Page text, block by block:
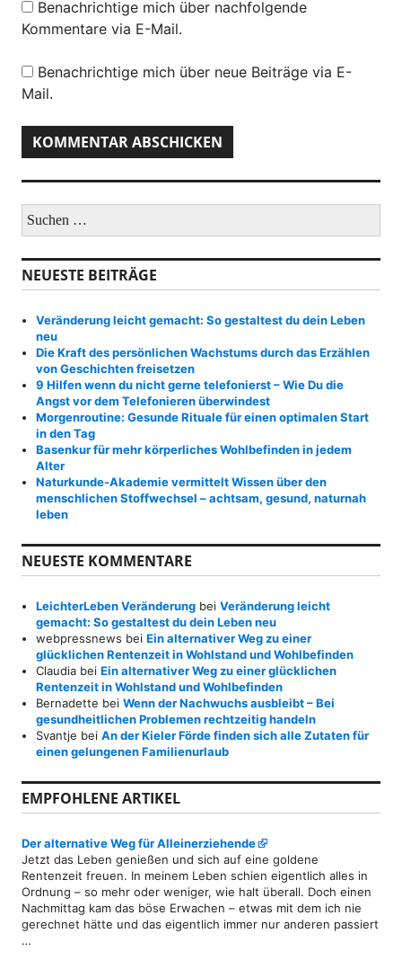
Benachrichtige mich über nachfolgende
Kommentare via E-Mail.
Benachrichtige mich über neue Beiträge via E-
Mail.
u
h
e
n
c
:
NEUESTE BEITRÄGE
Veränderung leicht gemacht: So gestaltest du dein Leben
neu
Die Kraft des persönlichen Wachstums durch das Erzählen
von Geschichten freisetzen
9 Hilfen wenn du nicht gerne telefonierst – Wie Du die
Angst vor dem Telefonieren überwindest
Morgenroutine: Gesunde Rituale für einen optimalen Start
in den Tag
Basenkur für mehr körperliches Wohlbefinden in jedem
Alter
Naturkunde-Akademie vermittelt Wissen über den
menschlichen Stoffwechsel – achtsam, gesund, naturnah
leben
NEUESTE KOMMENTARE
LeichterLeben Veränderung beiVeränderung leicht
gemacht: So gestaltest du dein Leben neu
webpressnews beiEin alternativer Weg zu einer
glücklichen Rentenzeit in Wohlstand und Wohlbefinden
Claudia beiEin alternativer Weg zu einer glücklichen
Rentenzeit in Wohlstand und Wohlbefinden
Bernadette beiWenn der Nachwuchs ausbleibt – Bei
gesundheitlichen Problemen rechtzeitig handeln
Svantje beiAn der Kieler Förde finden sich alle Zutaten für
einen gelungenen Familienurlaub
EMPFOHLENE ARTIKEL
Der alternative Weg für Alleinerziehende
Jetzt das Leben genießen und sich auf eine goldene
Rentenzeit freuen. In meinem Leben schien eigentlich alles in
Ordnung – so mehr oder weniger, wie halt überall. Doch einen
Nachmittag kam das böse Erwachen – etwas mit dem ich nie
gerechnet hätte und das eigentlich immer nur anderen passiert
…